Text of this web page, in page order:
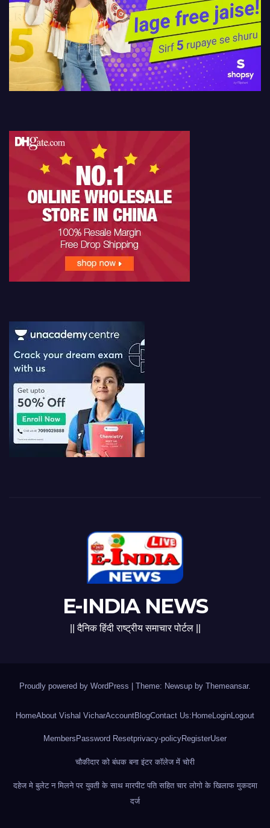
E-INDIA NEWS
|| दैनिक हिंदी राष्ट्रीय समाचार पोर्टल ||
Proudly powered by WordPress Theme: Newsup by Themeansar.
HomeAbout Vishal VicharAccountBlogContact Us:HomeLoginLogout
Members Password Resetprivacy-policyRegisterUser
चौकीदार को बंधक बना इंटर कॉलेज में चोरी
दहेज मे बुलेट न मिलने पर युवती के साथ मारपीट पति सहित चार लोगो के खिलाफ मुकदमा
दर्ज